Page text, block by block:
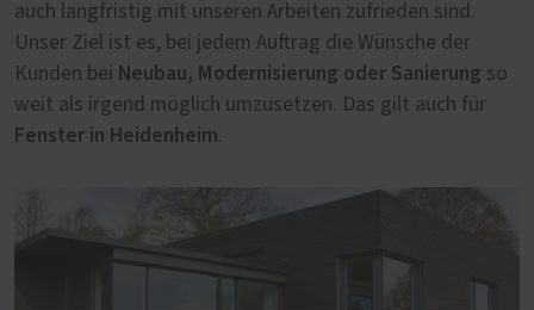
auch langfristig mit unseren Arbeiten zufrieden sind.
Unser Ziel ist es, bei jedem Auftrag die Wünsche der
Kunden bei Neubau, Modernisierung oder Sanierung so
weit als irgend möglich umzusetzen. Das gilt auch für
Fenster in Heidenheim.